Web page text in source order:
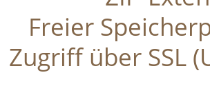
Freier
Zugriff über SSL